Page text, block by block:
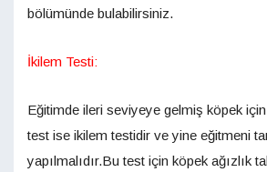
bölümünde bulabilirsiniz.
İkilem Testi:
Eğitimde ileri seviyeye gelmiş köpek
test ise ikilem testidir ve yine eğitmeni
yapılmalıdır.Bu test için köpek ağızlık